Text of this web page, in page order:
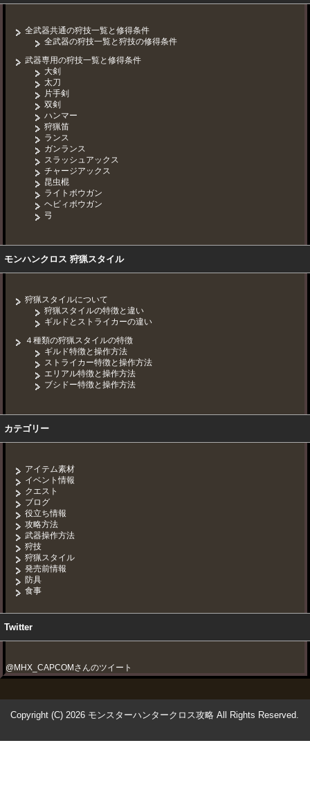
全武器共通の狩技一覧と修得条件
全武器の狩技一覧と狩技の修得条件
武器専用の狩技一覧と修得条件
大剣
太刀
片手剣
双剣
ハンマー
狩猟笛
ランス
ガンランス
スラッシュアックス
チャージアックス
昆虫棍
ライトボウガン
ヘビィボウガン
弓
モンハンクロス 狩猟スタイル
狩猟スタイルについて
狩猟スタイルの特徴と違い
ギルドとストライカーの違い
４種類の狩猟スタイルの特徴
ギルド特徴と操作方法
ストライカー特徴と操作方法
エリアル特徴と操作方法
ブシドー特徴と操作方法
カテゴリー
アイテム素材
イベント情報
クエスト
ブログ
役立ち情報
攻略方法
武器操作方法
狩技
狩猟スタイル
発売前情報
防具
食事
Twitter
@MHX_CAPCOMさんのツイート
Copyright (C) 2026 モンスターハンタークロス攻略 All Rights Reserved.